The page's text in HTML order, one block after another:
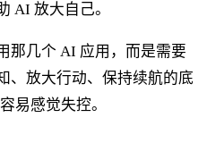
AI 放大自己。
那几个 AI 应用，而是需要
、放大行动、保持续航的底
易感觉失控。